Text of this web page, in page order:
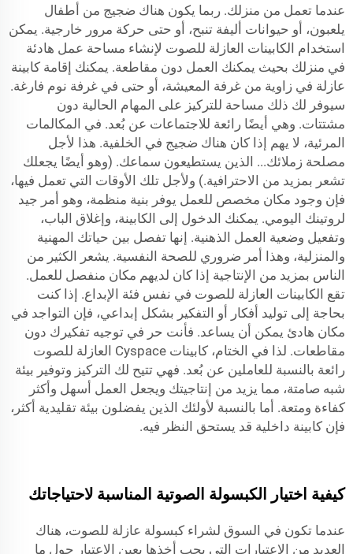
عندما تعمل من منزلك. ربما يكون هناك ضجيج من أطفال
يلعبون، أو حيوانات أليفة تنبح، أو حتى حركة مرور خارجية. يمكن
استخدام الكابينات العازلة للصوت لإنشاء مساحة عمل هادئة
في منزلك بحيث يمكنك العمل دون مقاطعة. يمكنك إقامة كابينة
عازلة في زاوية من غرفة المعيشة، أو حتى في غرفة نوم فارغة.
سيوفر لك ذلك مساحة للتركيز على المهام الحالية دون
مشتتات. وهي أيضًا رائعة للاجتماعات عن بُعد. في المكالمات
المرئية، لا يهم إذا كان هناك ضجيج في الخلفية. هذا لأجل
مصلحة زملائك... الذين يستطيعون سماعك. (وهو أيضًا يجعلك
تشعر بمزيد من الاحترافية.) ولأجل تلك الأوقات التي تعمل فيها،
فإن وجود مكان مخصص للعمل يوفر بنية منظمة، وهو أمر جيد
لروتينك اليومي. يمكنك الدخول إلى الكابينة، وإغلاق الباب،
وتفعيل وضعية العمل الذهنية. إنها تفصل بين حياتك المهنية
والمنزلية، وهذا أمر ضروري للصحة النفسية. يشعر الكثير من
الناس بمزيد من الإنتاجية إذا كان لديهم مكان منفصل للعمل.
تقع الكابينات العازلة للصوت في نفس فئة الإبداع. إذا كنت
بحاجة إلى توليد أفكار أو التفكير بشكل إبداعي، فإن التواجد في
مكان هادئ يمكن أن يساعد. فأنت حر في توجيه تفكيرك دون
مقاطعات. لذا في الختام، كابينات Cyspace العازلة للصوت
رائعة بالنسبة للعاملين عن بُعد. فهي تتيح لك التركيز وتوفير بيئة
شبه صامتة، مما يزيد من إنتاجيتك ويجعل العمل أسهل وأكثر
كفاءة ومتعة. أما بالنسبة لأولئك الذين يفضلون بيئة تقليدية أكثر،
فإن كابينة داخلية قد يستحق النظر فيه.
كيفية اختيار الكبسولة الصوتية المناسبة لاحتياجاتك
عندما تكون في السوق لشراء كبسولة عازلة للصوت، هناك
العديد من الاعتبارات التي يجب أخذها بعين الاعتبار حول ما